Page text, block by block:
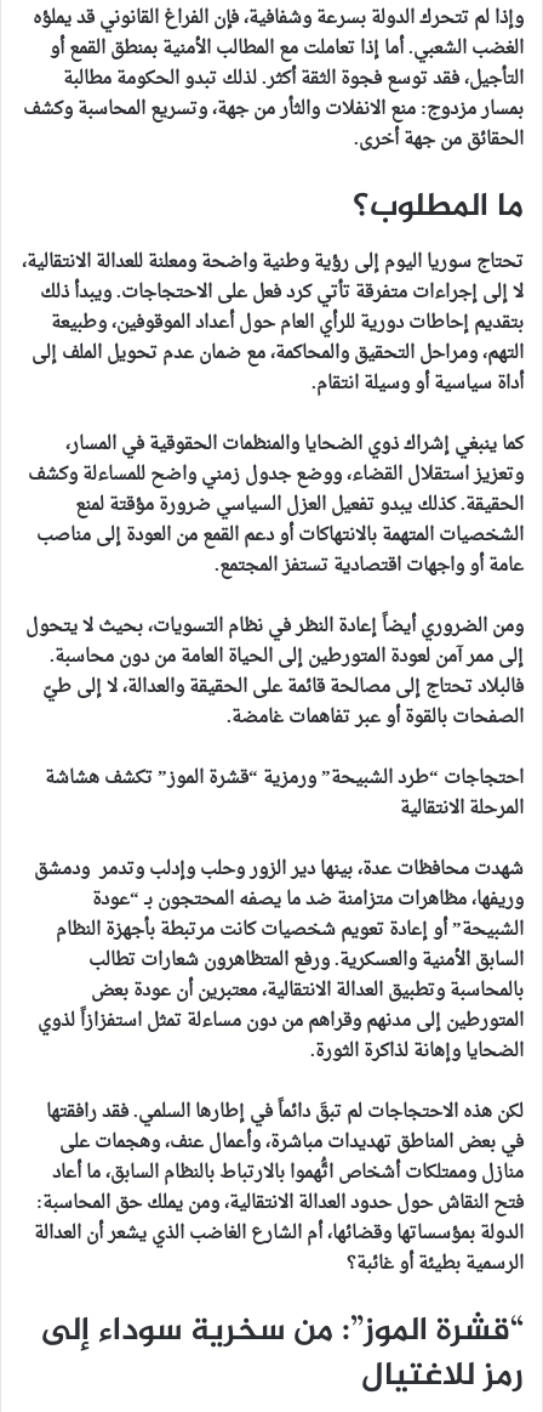
وإذا لم تتحرك الدولة بسرعة وشفافية، فإن الفراغ القانوني قد يملؤه
الغضب الشعبي. أما إذا تعاملت مع المطالب الأمنية بمنطق القمع أو
التأجيل، فقد توسع فجوة الثقة أكثر. لذلك تبدو الحكومة مطالبة
بمسار مزدوج: منع الانفلات والثأر من جهة، وتسريع المحاسبة وكشف
الحقائق من جهة أخرى.
ما المطلوب؟
تحتاج سوريا اليوم إلى رؤية وطنية واضحة ومعلنة للعدالة الانتقالية،
لا إلى إجراءات متفرقة تأتي كرد فعل على الاحتجاجات. ويبدأ ذلك
بتقديم إحاطات دورية للرأي العام حول أعداد الموقوفين، وطبيعة
التهم، ومراحل التحقيق والمحاكمة، مع ضمان عدم تحويل الملف إلى
أداة سياسية أو وسيلة انتقام.
كما ينبغي إشراك ذوي الضحايا والمنظمات الحقوقية في المسار،
وتعزيز استقلال القضاء، ووضع جدول زمني واضح للمساءلة وكشف
الحقيقة. كذلك يبدو تفعيل العزل السياسي ضرورة مؤقتة لمنع
الشخصيات المتهمة بالانتهاكات أو دعم القمع من العودة إلى مناصب
عامة أو واجهات اقتصادية تستفز المجتمع.
ومن الضروري أيضاً إعادة النظر في نظام التسويات، بحيث لا يتحول
إلى ممر آمن لعودة المتورطين إلى الحياة العامة من دون محاسبة.
فالبلاد تحتاج إلى مصالحة قائمة على الحقيقة والعدالة، لا إلى طيّ
الصفحات بالقوة أو عبر تفاهمات غامضة.
احتجاجات “طرد الشبيحة” ورمزية “قشرة الموز” تكشف هشاشة
المرحلة الانتقالية
شهدت محافظات عدة، بينها دير الزور وحلب وإدلب وتدمر ودمشق
وريفها، مظاهرات متزامنة ضد ما يصفه المحتجون بـ “عودة
الشبيحة” أو إعادة تعويم شخصيات كانت مرتبطة بأجهزة النظام
السابق الأمنية والعسكرية. ورفع المتظاهرون شعارات تطالب
بالمحاسبة وتطبيق العدالة الانتقالية، معتبرين أن عودة بعض
المتورطين إلى مدنهم وقراهم من دون مساءلة تمثل استفزازاً لذوي
الضحايا وإهانة لذاكرة الثورة.
لكن هذه الاحتجاجات لم تبقَ دائماً في إطارها السلمي. فقد رافقتها
في بعض المناطق تهديدات مباشرة، وأعمال عنف، وهجمات على
منازل وممتلكات أشخاص اتُّهموا بالارتباط بالنظام السابق، ما أعاد
فتح النقاش حول حدود العدالة الانتقالية، ومن يملك حق المحاسبة:
الدولة بمؤسساتها وقضائها، أم الشارع الغاضب الذي يشعر أن العدالة
الرسمية بطيئة أو غائبة؟
“قشرة الموز”: من سخرية سوداء إلى
رمز للاغتيال